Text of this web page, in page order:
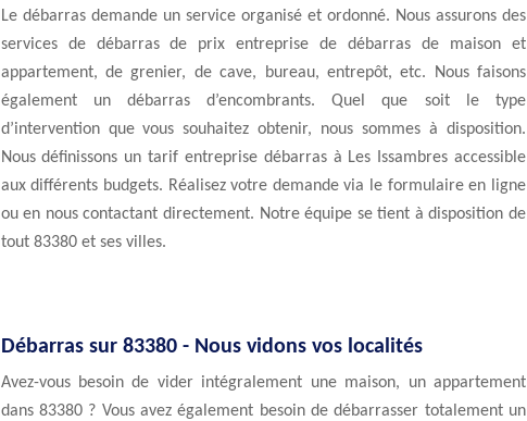
Le débarras demande un service organisé et ordonné. Nous assurons des
services de débarras de prix entreprise de débarras de maison et
appartement, de grenier, de cave, bureau, entrepôt, etc. Nous faisons
également un débarras d’encombrants. Quel que soit le type
d’intervention que vous souhaitez obtenir, nous sommes à disposition.
Nous définissons un tarif entreprise débarras à Les Issambres accessible
aux différents budgets. Réalisez votre demande via le formulaire en ligne
ou en nous contactant directement. Notre équipe se tient à disposition de
tout 83380 et ses villes.
Débarras sur 83380 - Nous vidons vos localités
Avez-vous besoin de vider intégralement une maison, un appartement
dans 83380 ? Vous avez également besoin de débarrasser totalement un